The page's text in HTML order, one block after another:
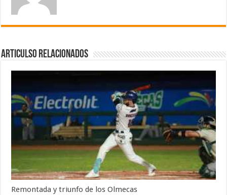
Articulso Relacionados
Remontada y triunfo de los Olmecas